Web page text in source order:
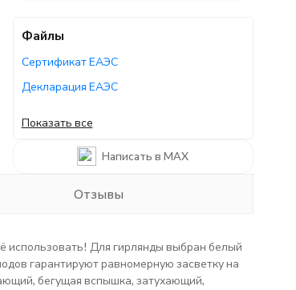
Файлы
Сертификат ЕАЭС
Декларация ЕАЭС
Руководство по эксплуатации
Показать все
Написать в MAX
Отзывы
использовать! Для гирлянды выбран белый
гарантируют равномерную засветку на
бегущая вспышка, затухающий,